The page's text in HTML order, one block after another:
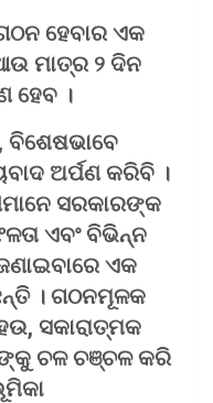
ହେବାର ଏକ
ମାତ୍ର ୨ ଦିନ
ହେବ ।
ବିଶେଷଭାବେ
ଅର୍ପଣ କରିବି ।
ସରକାରଙ୍କ
ଏବଂ ବିଭିନ୍ନ
ଏକ
। ଗଠନମୂଳକ
ସକାରାତ୍ମକ
ଚଳ ଚଞ୍ଚଳ କରି